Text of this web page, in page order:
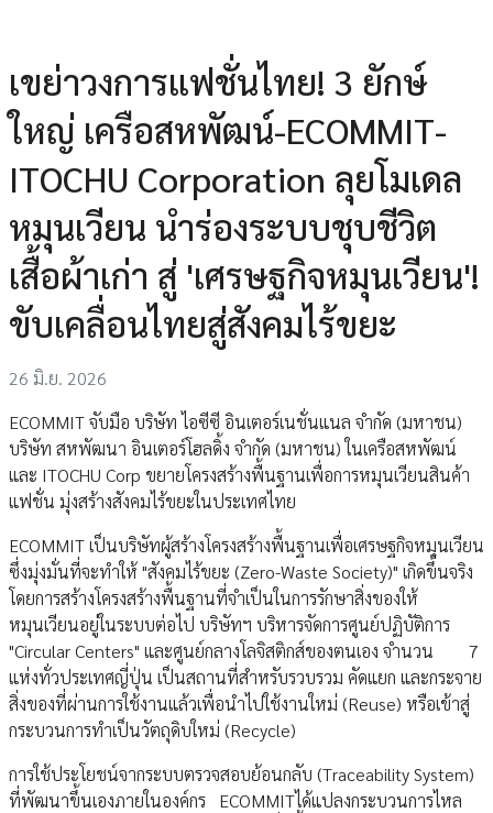
เขย่าวงการแฟชั่นไทย! 3 ยักษ์
ใหญ่ เครือสหพัฒน์-ECOMMIT-
ITOCHU Corporation ลุยโมเดล
หมุนเวียน นำร่องระบบชุบชีวิต
เสื้อผ้าเก่า สู่ 'เศรษฐกิจหมุนเวียน'!
ขับเคลื่อนไทยสู่สังคมไร้ขยะ
26 มิ.ย. 2026
ECOMMIT จับมือ บริษัท ไอซีซี อินเตอร์เนชั่นแนล จำกัด (มหาชน)
บริษัท สหพัฒนา อินเตอร์โฮลดิ้ง จำกัด (มหาชน) ในเครือสหพัฒน์
และ ITOCHU Corp ขยายโครงสร้างพื้นฐานเพื่อการหมุนเวียนสินค้า
แฟชั่น มุ่งสร้างสังคมไร้ขยะในประเทศไทย
ECOMMIT เป็นบริษัทผู้สร้างโครงสร้างพื้นฐานเพื่อเศรษฐกิจหมุนเวียน
ซึ่งมุ่งมั่นที่จะทำให้ "สังคมไร้ขยะ (Zero-Waste Society)" เกิดขึ้นจริง
โดยการสร้างโครงสร้างพื้นฐานที่จำเป็นในการรักษาสิ่งของให้
หมุนเวียนอยู่ในระบบต่อไป บริษัทฯ บริหารจัดการศูนย์ปฏิบัติการ
"Circular Centers" และศูนย์กลางโลจิสติกส์ของตนเอง จำนวน 7
แห่งทั่วประเทศญี่ปุ่น เป็นสถานที่สำหรับรวบรวม คัดแยก และกระจาย
สิ่งของที่ผ่านการใช้งานแล้วเพื่อนำไปใช้งานใหม่ (Reuse) หรือเข้าสู่
กระบวนการทำเป็นวัตถุดิบใหม่ (Recycle)
การใช้ประโยชน์จากระบบตรวจสอบย้อนกลับ (Traceability System)
ที่พัฒนาขึ้นเองภายในองค์กร ECOMMITได้แปลงกระบวนการไหล